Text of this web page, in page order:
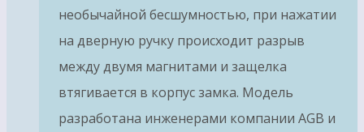
необычайной бесшумностью, при нажатии
на дверную ручку происходит разрыв
между двумя магнитами и защелка
втягивается в корпус замка. Модель
разработана инженерами компании AGB и